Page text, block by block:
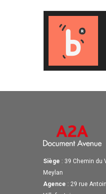
Siège : 39 Chemin du
Meylan
Agence : 29 rue